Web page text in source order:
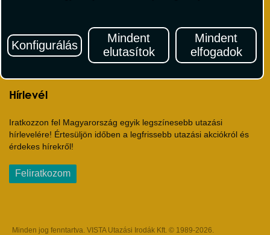
Konfigurálás
Mindent
elutasítok
Mindent
elfogadok
Utasbiztosítás Szerződési Feltételek
Repülőjegy Szerződési Feltételek
Adatvédelem
Hírlevél
Iratkozzon fel Magyarország egyik legszínesebb utazási
hírlevelére! Értesüljön időben a legfrissebb utazási akciókról és
érdekes hírekről!
Feliratkozom
Minden jog fenntartva. VISTA Utazási Irodák Kft. © 1989-2026.